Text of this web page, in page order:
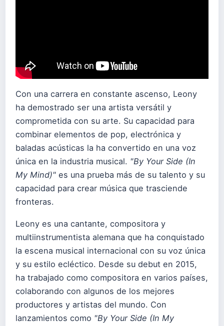
Con una carrera en constante ascenso, Leony
ha demostrado ser una artista versátil y
comprometida con su arte. Su capacidad para
combinar elementos de pop, electrónica y
baladas acústicas la ha convertido en una voz
única en la industria musical. "By Your Side (In
My Mind)" es una prueba más de su talento y su
capacidad para crear música que trasciende
fronteras.
Leony es una cantante, compositora y
multiinstrumentista alemana que ha conquistado
la escena musical internacional con su voz única
y su estilo ecléctico. Desde su debut en 2015,
ha trabajado como compositora en varios países,
colaborando con algunos de los mejores
productores y artistas del mundo. Con
lanzamientos como "By Your Side (In My